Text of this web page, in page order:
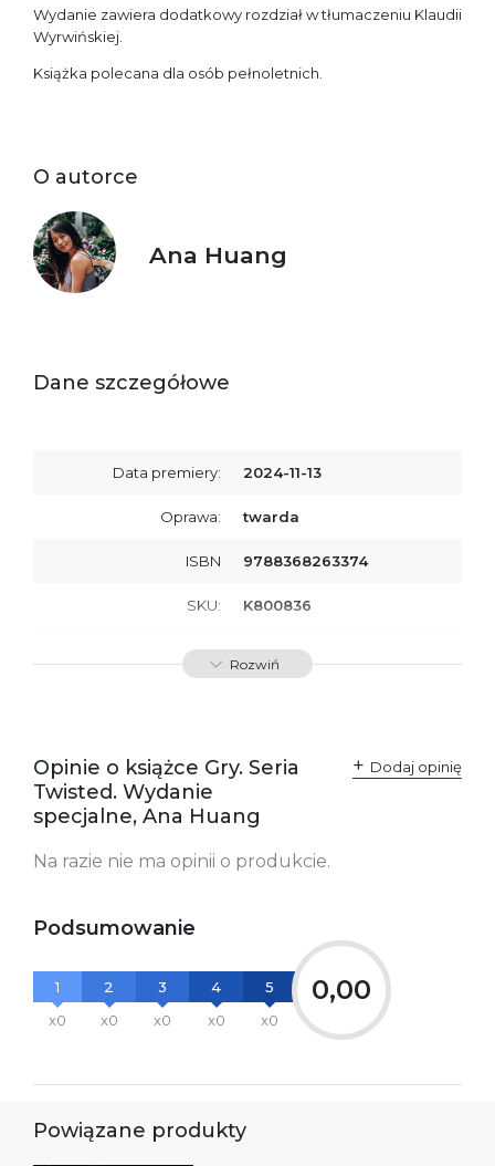
Wydanie zawiera dodatkowy rozdział w tłumaczeniu Klaudii
Wyrwińskiej.
Książka polecana dla osób pełnoletnich.
O autorce
Ana Huang
Dane szczegółowe
Data premiery: 2024-11-13
Oprawa: twarda
ISBN 9788368263374
SKU: K800836
Producent / Osoby
odpowiedzialne za
Wydawnictwo Poznańskie
Sp. z o.o.
+48 61 623 38 38
Ostrzeżenia oraz
informacje dotyczące
Rozwiń
Opinie o książce Gry. Seria
Twisted. Wydanie
specjalne, Ana Huang
Dodaj opinię
Na razie nie ma opinii o produkcie.
Podsumowanie
1
x0
2
x0
3
x0
4
x0
5
x0
0,00
Powiązane produkty